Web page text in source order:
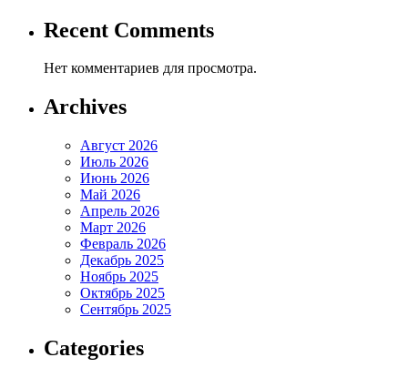
Recent Comments
Нет комментариев для просмотра.
Archives
Август 2026
Июль 2026
Июнь 2026
Май 2026
Апрель 2026
Март 2026
Февраль 2026
Декабрь 2025
Ноябрь 2025
Октябрь 2025
Сентябрь 2025
Categories